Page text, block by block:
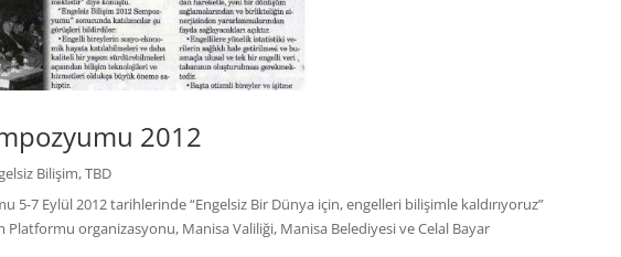
2012
Bilişim,TBD
5-7 Eylül 2012 tarihlerinde “Engelsiz Bir Dünya için, engelleri bilişimle kaldırıyoruz”
Platformu organizasyonu, Manisa Valiliği, Manisa Belediyesi ve Celal Bayar